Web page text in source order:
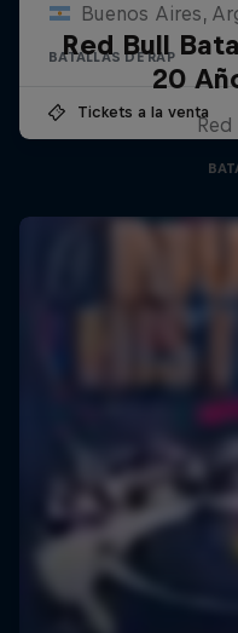
Buenos Aires,
BATALLAS DE RAP
Tickets a la venta
Red Bull
20